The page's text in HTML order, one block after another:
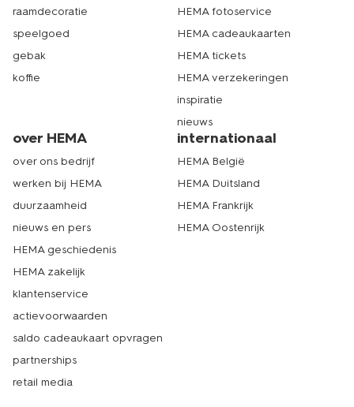
raamdecoratie
speelgoed
gebak
koffie
HEMA fotoservice
HEMA cadeaukaarten
HEMA tickets
HEMA verzekeringen
inspiratie
nieuws
over HEMA
over ons bedrijf
werken bij HEMA
duurzaamheid
nieuws en pers
HEMA geschiedenis
HEMA zakelijk
klantenservice
actievoorwaarden
saldo cadeaukaart opvragen
partnerships
retail media
internationaal
HEMA België
HEMA Duitsland
HEMA Frankrijk
HEMA Oostenrijk